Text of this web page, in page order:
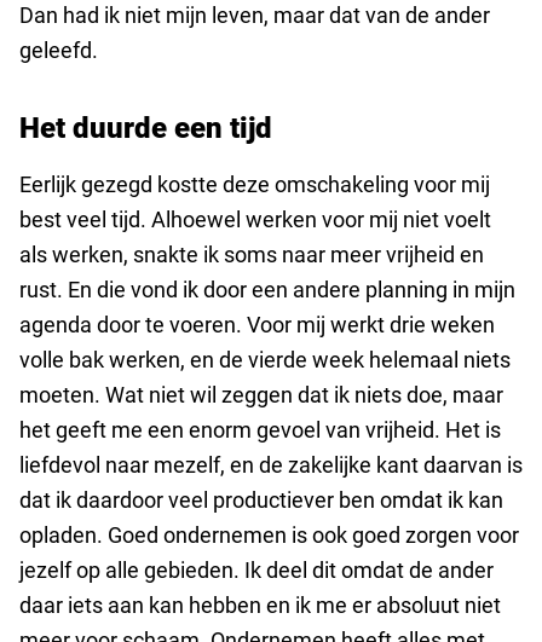
Dan had ik niet mijn leven, maar dat van de ander
geleefd.
Het duurde een tijd
Eerlijk gezegd kostte deze omschakeling voor mij
best veel tijd. Alhoewel werken voor mij niet voelt
als werken, snakte ik soms naar meer vrijheid en
rust. En die vond ik door een andere planning in mijn
agenda door te voeren. Voor mij werkt drie weken
volle bak werken, en de vierde week helemaal niets
moeten. Wat niet wil zeggen dat ik niets doe, maar
het geeft me een enorm gevoel van vrijheid. Het is
liefdevol naar mezelf, en de zakelijke kant daarvan is
dat ik daardoor veel productiever ben omdat ik kan
opladen. Goed ondernemen is ook goed zorgen voor
jezelf op alle gebieden. Ik deel dit omdat de ander
daar iets aan kan hebben en ik me er absoluut niet